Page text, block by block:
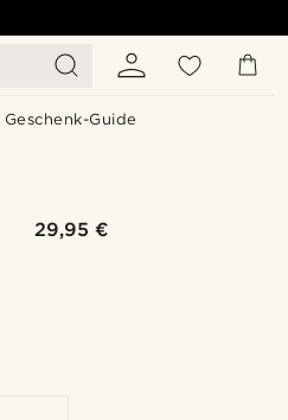
Geschenk-Guide
29,95 €